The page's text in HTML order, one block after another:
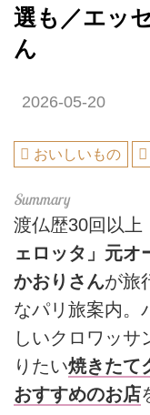
選も／エッ
ん
2026-05-20
おいしいもの
渡仏歴30回以上
ェロッタ」元オ
かおりさんが旅
なパリ旅案内。
しいクロワッサ
りたい焼きたて
おすすめのお店